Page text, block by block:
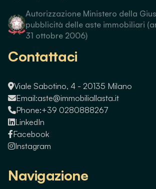
Autorizzazione Ministero della
pubblicità delle aste immobiliari
31 ottobre 2006)
Contattaci
Viale Sabotino, 4 - 20135 Milano
Email:aste@immobiliallasta.it
Phone:+39 0280888267
LinkedIn
Facebook
Instagram
Navigazione